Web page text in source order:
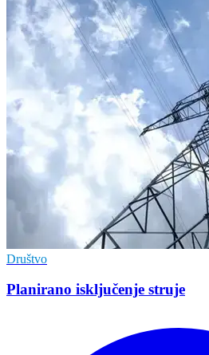
Društvo
Planirano isključenje struje